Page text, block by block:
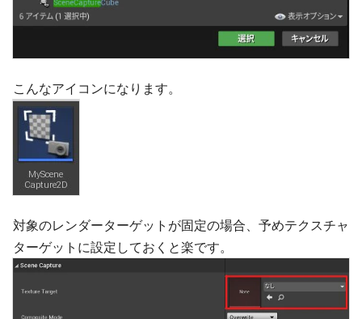
こんなアイコンになります。
対象のレンダーターゲットが固定の場合、予めテクスチャ
ターゲットに設定しておくと楽です。